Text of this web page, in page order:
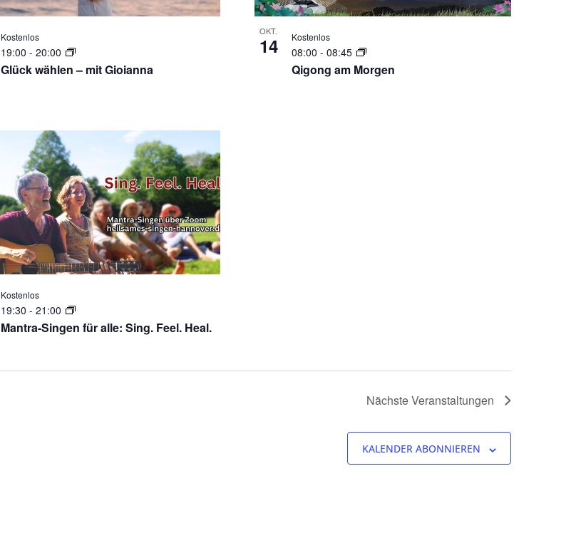
Glück wählen – mit Gioianna
19:00 - 20:00
Kostenlos OKT.
14
Qigong am Morgen
08:00 - 08:45
Kostenlos
Mantra-Singen für alle: Sing. Feel. Heal.
19:30 - 21:00
Kostenlos
NächsteVeranstaltungen
KALENDER ABONNIEREN